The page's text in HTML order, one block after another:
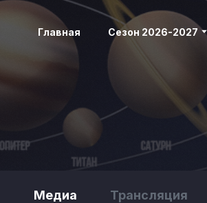
Главная Сезон 2026-2027
Медиа Трансляция